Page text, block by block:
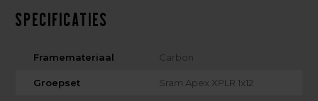
Specificaties
Framemateriaal Carbon
Groepset Sram Apex XPLR 1x12